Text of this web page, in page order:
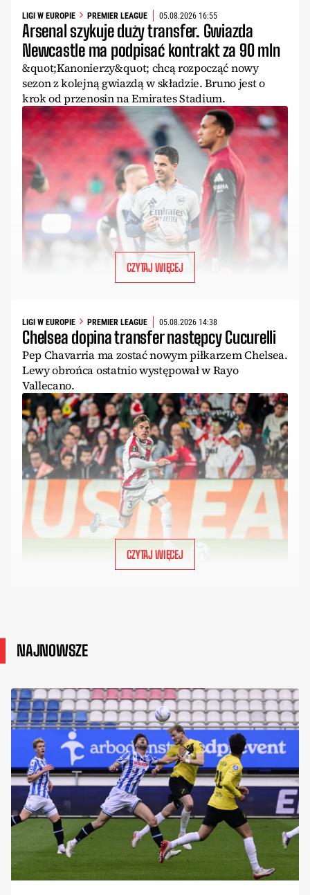
LIGI W EUROPIE PREMIER LEAGUE 05.08.2026 16:55
Arsenal szykuje duży transfer. Gwiazda
Newcastle ma podpisać kontrakt za 90 mln
&quot;Kanonierzy&quot; chcą rozpocząć nowy
sezon z kolejną gwiazdą w składzie. Bruno jest o
krok od przenosin na Emirates Stadium.
CZYTAJ WIĘCEJ
LIGI W EUROPIE PREMIER LEAGUE 05.08.2026 14:38
Chelsea dopina transfer następcy Cucurelli
Pep Chavarria ma zostać nowym piłkarzem Chelsea.
Lewy obrońca ostatnio występował w Rayo
Vallecano.
CZYTAJ WIĘCEJ
NAJNOWSZE